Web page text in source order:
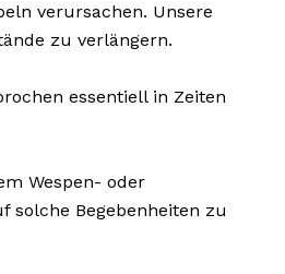
verursachen. Unsere
zu verlängern.
essentiell in Zeiten
Wespen- oder
Begebenheiten zu